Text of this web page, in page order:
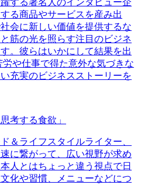
する著名人のインタビュー企
る商品やサービスを産み出
会に新しい価値を提供するな
筋の光を照らす注目のビジネ
。彼らはいかにして結果を出
労や仕事で得た意外な気づきな
充実のビジネスストーリーを
考する食欲」
＆ライフスタイルライター、
に繋がって、広い視野が求め
人とはちょっと違う視点で日
化や習慣、メニューなどにつ